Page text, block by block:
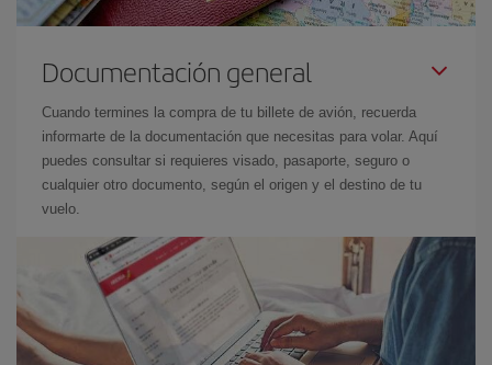
Documentación general
Cuando termines la compra de tu billete de avión, recuerda
informarte de la documentación que necesitas para volar. Aquí
puedes consultar si requieres visado, pasaporte, seguro o
cualquier otro documento, según el origen y el destino de tu
vuelo.